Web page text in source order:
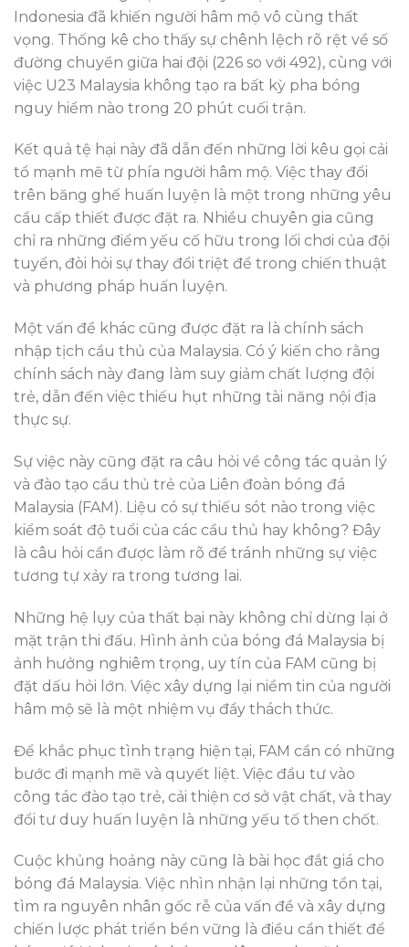
Indonesia đã khiến người hâm mộ vô cùng thất
vọng. Thống kê cho thấy sự chênh lệch rõ rệt về số
đường chuyền giữa hai đội (226 so với 492), cùng với
việc U23 Malaysia không tạo ra bất kỳ pha bóng
nguy hiểm nào trong 20 phút cuối trận.
Kết quả tệ hại này đã dẫn đến những lời kêu gọi cải
tổ mạnh mẽ từ phía người hâm mộ. Việc thay đổi
trên băng ghế huấn luyện là một trong những yêu
cầu cấp thiết được đặt ra. Nhiều chuyên gia cũng
chỉ ra những điểm yếu cố hữu trong lối chơi của đội
tuyển, đòi hỏi sự thay đổi triệt để trong chiến thuật
và phương pháp huấn luyện.
Một vấn đề khác cũng được đặt ra là chính sách
nhập tịch cầu thủ của Malaysia. Có ý kiến cho rằng
chính sách này đang làm suy giảm chất lượng đội
trẻ, dẫn đến việc thiếu hụt những tài năng nội địa
thực sự.
Sự việc này cũng đặt ra câu hỏi về công tác quản lý
và đào tạo cầu thủ trẻ của Liên đoàn bóng đá
Malaysia (FAM). Liệu có sự thiếu sót nào trong việc
kiểm soát độ tuổi của các cầu thủ hay không? Đây
là câu hỏi cần được làm rõ để tránh những sự việc
tương tự xảy ra trong tương lai.
Những hệ lụy của thất bại này không chỉ dừng lại ở
mặt trận thi đấu. Hình ảnh của bóng đá Malaysia bị
ảnh hưởng nghiêm trọng, uy tín của FAM cũng bị
đặt dấu hỏi lớn. Việc xây dựng lại niềm tin của người
hâm mộ sẽ là một nhiệm vụ đầy thách thức.
Để khắc phục tình trạng hiện tại, FAM cần có những
bước đi mạnh mẽ và quyết liệt. Việc đầu tư vào
công tác đào tạo trẻ, cải thiện cơ sở vật chất, và thay
đổi tư duy huấn luyện là những yếu tố then chốt.
Cuộc khủng hoảng này cũng là bài học đắt giá cho
bóng đá Malaysia. Việc nhìn nhận lại những tồn tại,
tìm ra nguyên nhân gốc rễ của vấn đề và xây dựng
chiến lược phát triển bền vững là điều cần thiết để